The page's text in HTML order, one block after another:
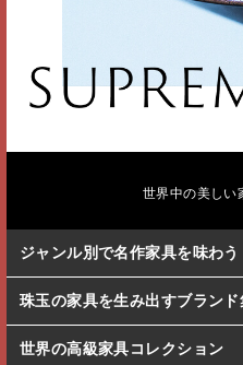
世界中の美しい
ジャンル別で名作家具を味わう
珠玉の家具を生み出すブランド
世界の高級家具コレクション